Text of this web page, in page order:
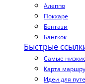
Алеппо
Покхаре
Бенгази
Бангкок
Быстрые
Самые
Карта
Идеи для